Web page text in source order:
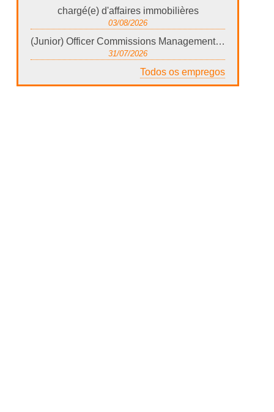
chargé(e) d'affaires immobilières
03/08/2026
(Junior) Officer Commissions Management (m/f)
31/07/2026
Todos os empregos